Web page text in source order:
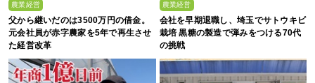
農業経営
父から継いだのは3500万円の借金。
元会社員が赤字農家を5年で再生させ
た経営改革
農業経営
会社を早期退職し、埼玉でサトウキビ
栽培 黒糖の製造で弾みをつける70代
の挑戦